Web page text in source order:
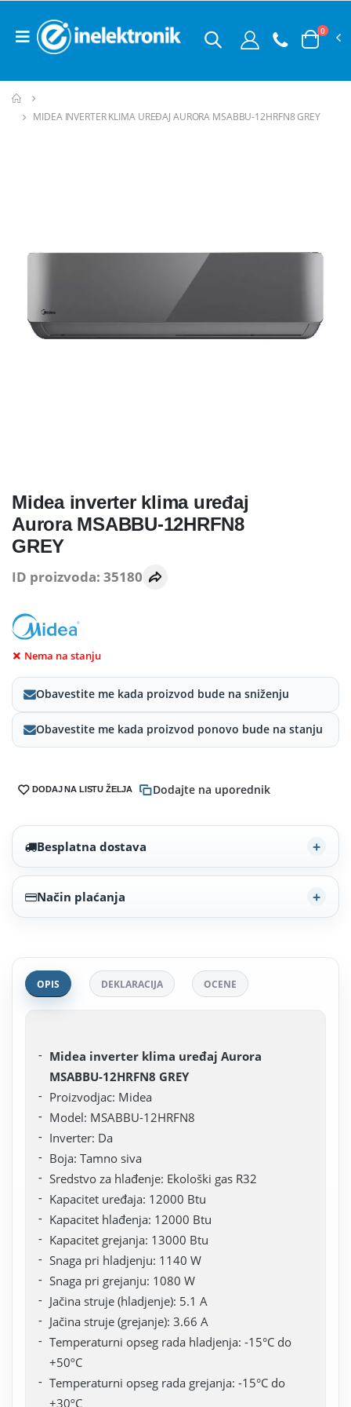
0
MIDEA INVERTER KLIMA UREĐAJ AURORA MSABBU-12HRFN8 GREY
Midea inverter klima uređaj
Aurora MSABBU-12HRFN8
GREY
ID proizvoda: 35180
Nema na stanju
Obavestite me kada proizvod bude na sniženju
Obavestite me kada proizvod ponovo bude na stanju
DODAJ NA LISTU ŽELJA Dodajte na uporednik
Besplatna dostava
Način plaćanja
OPIS DEKLARACIJA OCENE
Midea inverter klima uređaj Aurora
MSABBU-12HRFN8 GREY
Proizvodjac: Midea
Model: MSABBU-12HRFN8
Inverter: Da
Boja: Tamno siva
Sredstvo za hlađenje: Ekološki gas R32
Kapacitet uređaja: 12000 Btu
Kapacitet hlađenja: 12000 Btu
Kapacitet grejanja: 13000 Btu
Snaga pri hladjenju: 1140 W
Snaga pri grejanju: 1080 W
Jačina struje (hladjenje): 5.1 A
Jačina struje (grejanje): 3.66 A
Temperaturni opseg rada hladjenja: -15°C do
+50ºC
Temperaturni opseg rada grejanja: -15°C do
+30ºC